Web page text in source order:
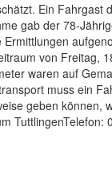
Ein Fahrgast
gab der 78-
von Freitag,
waren auf
muss ein
geben können,
TuttlingenTelefon: